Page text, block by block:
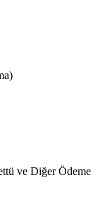
ve Diğer Ödeme